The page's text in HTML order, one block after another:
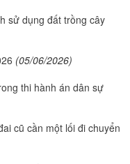
sử dụng đất trồng cây
(05/06/2026)
thi hành án dân sự
cũ cần một lối đi chuyển